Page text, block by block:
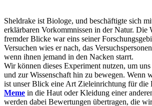
Sheldrake ist Biologe, und beschäftigte sich
erklärbaren Vorkommnissen in der Natur. Die
fremder Blicke war eins seiner
Versuchen wies er nach, das
wenn ihnen jemand in den Nacken starrt.
Wir können dieses Experiment nutzen, um
und zur Wissenschaft hin zu bewegen. Wenn
ist unser Blick eine Art Zieleinrichtung für die
Meme in die Haut oder Kleidung einer
werden dabei Bewertungen übertragen, die